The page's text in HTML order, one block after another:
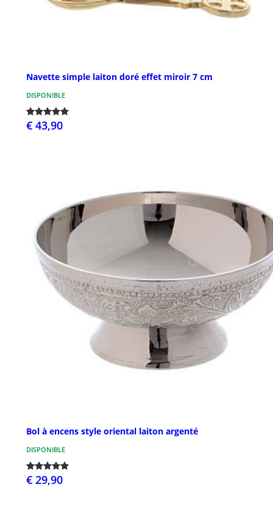
Navette simple laiton doré effet miroir 7 cm
DISPONIBLE
€ 43,90
Bol à encens style oriental laiton argenté
DISPONIBLE
€ 29,90